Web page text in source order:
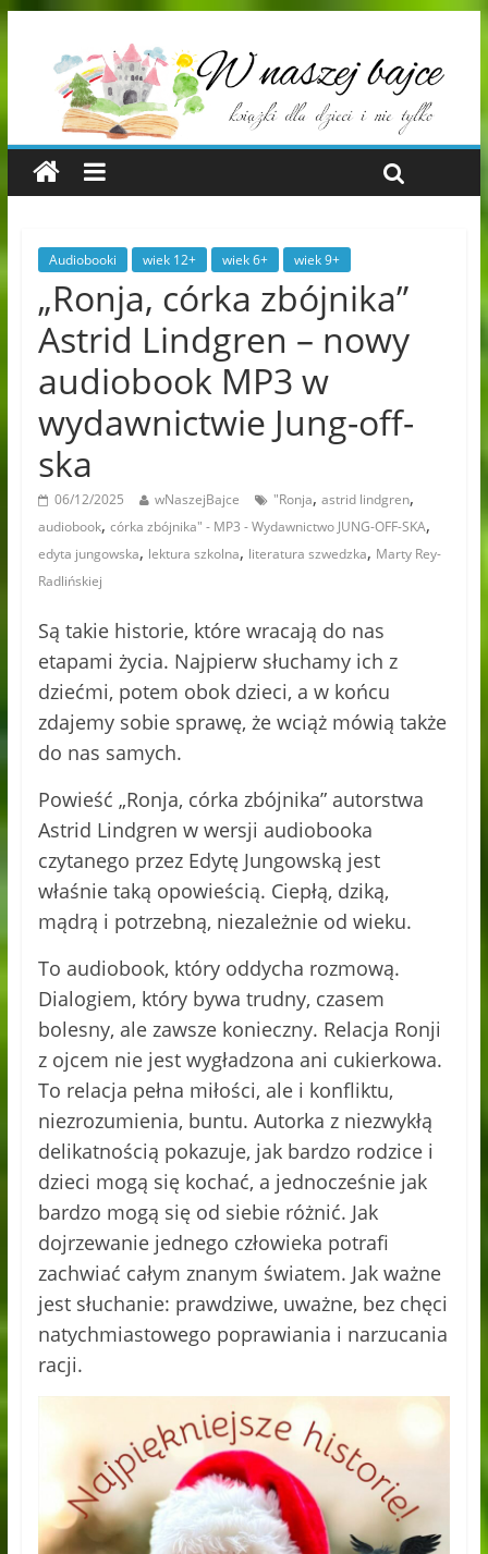
Audiobooki wiek 12+ wiek 6+ wiek 9+
„Ronja, córka zbójnika”
Astrid Lindgren – nowy
audiobook MP3 w
wydawnictwie Jung-off-
ska
06/12/2025 wNaszejBajce "Ronja, astrid lindgren,
audiobook, córka zbójnika" - MP3 - Wydawnictwo JUNG-OFF-SKA,
edyta jungowska, lektura szkolna, literatura szwedzka, Marty Rey-
Radlińskiej
Są takie historie, które wracają do nas
etapami życia. Najpierw słuchamy ich z
dziećmi, potem obok dzieci, a w końcu
zdajemy sobie sprawę, że wciąż mówią także
do nas samych.
Powieść „Ronja, córka zbójnika” autorstwa
Astrid Lindgren w wersji audiobooka
czytanego przez Edytę Jungowską jest
właśnie taką opowieścią. Ciepłą, dziką,
mądrą i potrzebną, niezależnie od wieku.
To audiobook, który oddycha rozmową.
Dialogiem, który bywa trudny, czasem
bolesny, ale zawsze konieczny. Relacja Ronji
z ojcem nie jest wygładzona ani cukierkowa.
To relacja pełna miłości, ale i konfliktu,
niezrozumienia, buntu. Autorka z niezwykłą
delikatnością pokazuje, jak bardzo rodzice i
dzieci mogą się kochać, a jednocześnie jak
bardzo mogą się od siebie różnić. Jak
dojrzewanie jednego człowieka potrafi
zachwiać całym znanym światem. Jak ważne
jest słuchanie: prawdziwe, uważne, bez chęci
natychmiastowego poprawiania i narzucania
racji.